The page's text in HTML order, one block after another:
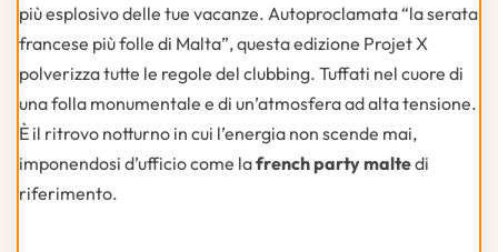
più esplosivo delle tue vacanze. Autoproclamata “la serata
francese più folle di Malta”, questa edizione Projet X
polverizza tutte le regole del clubbing. Tuffati nel cuore di
una folla monumentale e di un’atmosfera ad alta tensione.
È il ritrovo notturno in cui l’energia non scende mai,
imponendosi d’ufficio come lafrench party maltedi
riferimento.